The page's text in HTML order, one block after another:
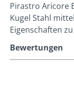
Pirastro Aricore
Kugel Stahl
Eigenschaften
Bewertungen